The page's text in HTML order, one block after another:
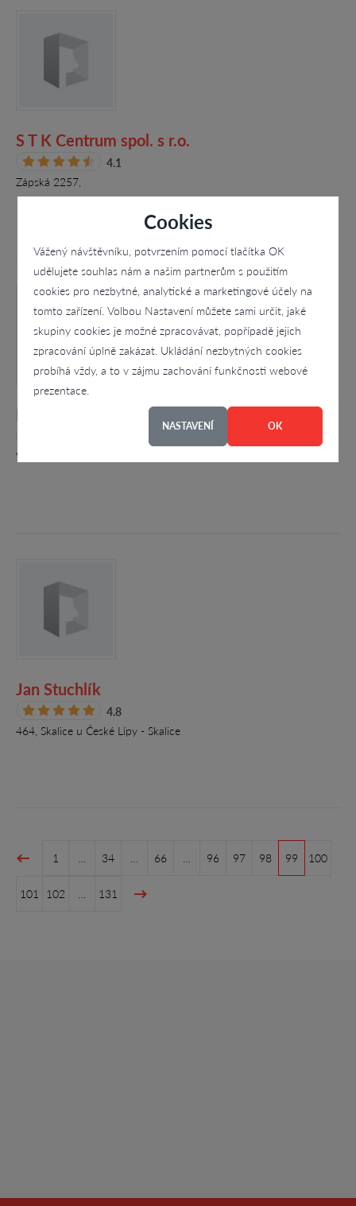
Cookies
Vážený návštěvníku, potvrzením pomocí tlačítka OK
udělujete souhlas nám a našim partnerům s použitím
cookies pro nezbytné, analytické a marketingové účely na
tomto zařízení. Volbou Nastavení můžete sami určit, jaké
skupiny cookies je možné zpracovávat, popřípadě jejich
zpracování úplně zakázat. Ukládání nezbytných cookies
probíhá vždy, a to v zájmu zachování funkčnosti webové
prezentace.
NASTAVENÍ OK
S T K Centrum spol. s r.o.
4.1
Zápská 2257,
RPIC-VIP s.r.o.
Výstavní 2224/8, Ostrava - Mariánské Hory
Jan Stuchlík
4.8
464, Skalice u České Lípy - Skalice
1 34 66 96 97 98 99 100
101 102 131